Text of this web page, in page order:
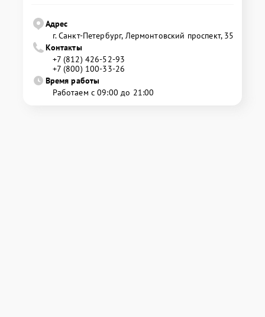
Адрес
г. Санкт-Петербург, Лермонтовский проспект, 35
Контакты
+7 (812) 426-52-93
+7 (800) 100-33-26
Время работы
Работаем с 09:00 до 21:00